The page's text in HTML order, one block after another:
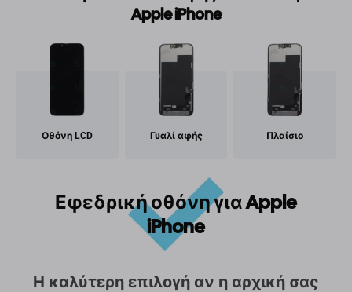
Apple iPhone
Οθόνη LCD Γυαλί αφής Πλαίσιο
Εφεδρική οθόνη για Apple
iPhone
Η καλύτερη επιλογή αν η αρχική σας